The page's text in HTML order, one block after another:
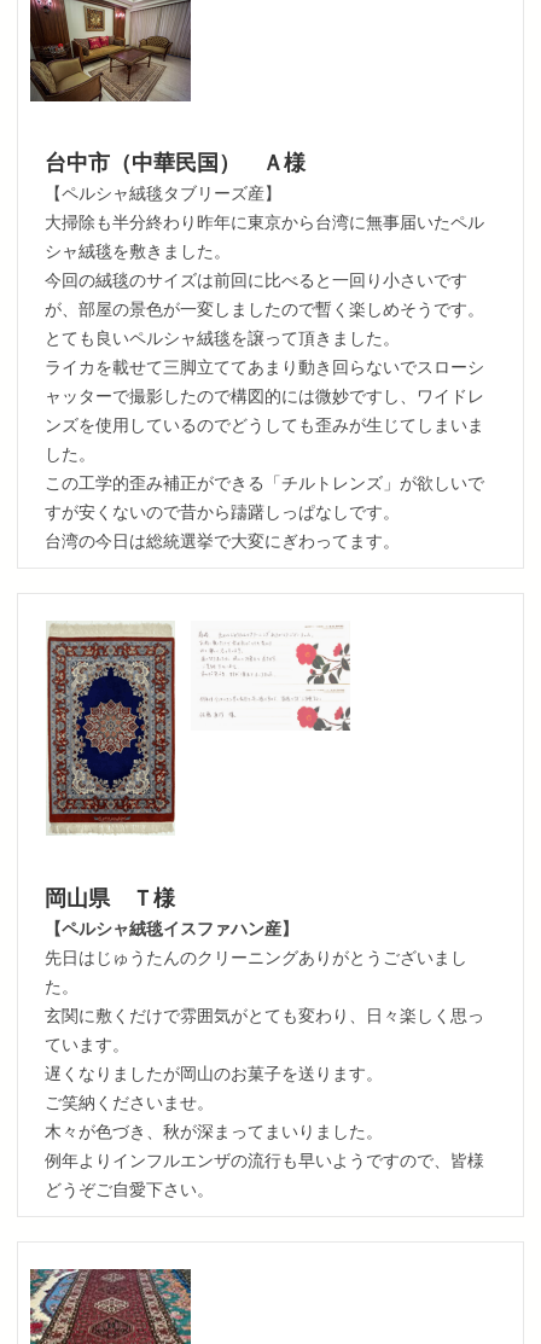
台中市（中華民国） Ａ様
【ペルシャ絨毯タブリーズ産】
大掃除も半分終わり昨年に東京から台湾に無事届いたペル
シャ絨毯を敷きました。
今回の絨毯のサイズは前回に比べると一回り小さいです
が、部屋の景色が一変しましたので暫く楽しめそうです。
とても良いペルシャ絨毯を譲って頂きました。
ライカを載せて三脚立ててあまり動き回らないでスローシ
ャッターで撮影したので構図的には微妙ですし、ワイドレ
ンズを使用しているのでどうしても歪みが生じてしまいま
した。
この工学的歪み補正ができる「チルトレンズ」が欲しいで
すが安くないので昔から躊躇しっぱなしです。
台湾の今日は総統選挙で大変にぎわってます。
岡山県 Ｔ様
【ペルシャ絨毯イスファハン産】
先日はじゅうたんのクリーニングありがとうございまし
た。
玄関に敷くだけで雰囲気がとても変わり、日々楽しく思っ
ています。
遅くなりましたが岡山のお菓子を送ります。
ご笑納くださいませ。
木々が色づき、秋が深まってまいりました。
例年よりインフルエンザの流行も早いようですので、皆様
どうぞご自愛下さい。